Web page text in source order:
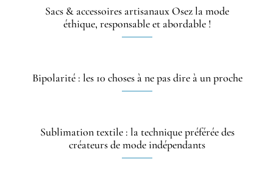
Sacs & accessoires artisanaux Osez la mode
éthique, responsable et abordable !
Bipolarité : les 10 choses à ne pas dire à un proche
Sublimation textile : la technique préférée des
créateurs de mode indépendants